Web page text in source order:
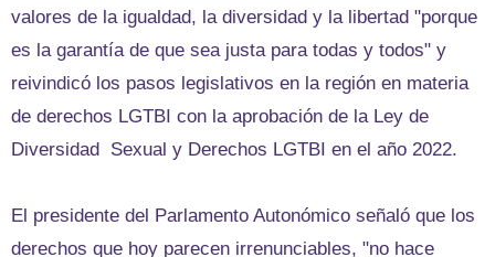
valores de la igualdad, la diversidad y la libertad "porque
es la garantía de que sea justa para todas y todos" y
reivindicó los pasos legislativos en la región en materia
de derechos LGTBI con la aprobación de la Ley de
Diversidad Sexual y Derechos LGTBI en el año 2022.
El presidente del Parlamento Autonómico señaló que los
derechos que hoy parecen irrenunciables, "no hace